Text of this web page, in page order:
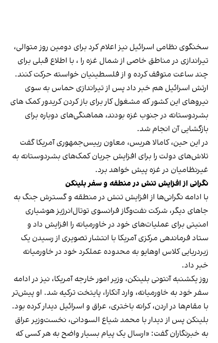
سخنگوی نظامی اسرائیل نیز اعلام کرد برای دومین روز متوالی،
تیراندازی در مناطق خاصی از شمال غزه را ، با اطلاع قبلی برای
چند ساعت متوقف کرده و از فلسطینیان خواسته حرکت کنند.
ارت‍ش اسرائیل هم خبر داد پس از تیراندازی حماس به سوی
نیروهای این کشور که مشغول کار برای باز کردن کریدور کمک های
بشردوستانه در جنوب غزه بودند، هماهنگی‌های دوباره برای
بازگشایی آن انجام شد.
در این حین، کامالا هریس، معاون رییس‌جمهوری آمریکا گفت
تلاش‌های دولت را برای افزایش جریان کمک‌های بشردوستانه به
غیرنظامیان در غزه پیش خواهد برد.
نگرانی از افزایش تنش در منطقه و سفر بلینکن
با ادامه نگرانی‌ها از افزایش تنش در منطقه و گسترش جنگ به
جاهای دیگر، شرکت نفت‌وگاز فرانسوی توتال‌انرژیز هوشیاری
امنیتی برای عملیات‌های خود در خاورمیانه را افزایش داد و
ستاد فرماندهی مرکزی آمریکا با انتشار تصویری از رسیدن یک
زیردریایی کلاس اوهایو به محدوده عملکرد خود در خاور‌میانه
خبر داد.
روز یکشنبه آنتونی بلینکن، وزیر امور خارجه آمریکا، نیز در ادامه
سفر خود به خاورمیانه، وارد آنکارا، پایتخت ترکیه شد. او پیش‌تر
با مقام‌ها در اردن، کرانه باختری، عراق و اسرائیل دیدار کرده بود.
بلینکن پس از دیدار با محمد شیاع السودانی، نخست‌وزیر عراق
به خبرنگاران گفت: «ارسال یک پیام بسیار واضح به هر کسی که